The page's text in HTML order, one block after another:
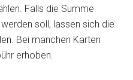
Falls die Summe
soll, lassen sich die
Bei manchen Karten
erhoben.